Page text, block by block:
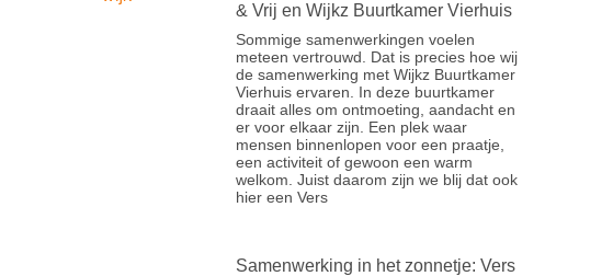
& Vrij en Wijkz Buurtkamer Vierhuis
Sommige samenwerkingen voelen
meteen vertrouwd. Dat is precies hoe wij
de samenwerking met Wijkz Buurtkamer
Vierhuis ervaren. In deze buurtkamer
draait alles om ontmoeting, aandacht en
er voor elkaar zijn. Een plek waar
mensen binnenlopen voor een praatje,
een activiteit of gewoon een warm
welkom. Juist daarom zijn we blij dat ook
hier een Vers
Samenwerking in het zonnetje: Vers